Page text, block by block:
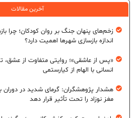
آخرین مقالات
زخم‌های پنهان جنگ بر روان کودکان؛ چرا
اندازه بازسازی شهرها اهمیت دارد؟
«پس از عاشقی»؛ روایتی متفاوت از عشق،
انسانی با الهام از کیارستمی
هشدار پژوهشگران: گرمای شدید در
مغز نوزاد را تحت تأثیر قرار دهد